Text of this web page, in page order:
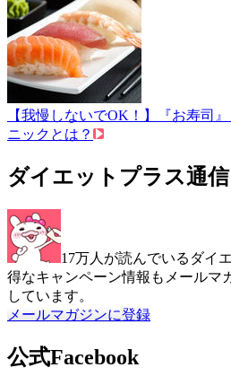
【我慢しないでOK！】『お寿司
ニックとは？
ダイエットプラス通信
17万人が読んでいるダイ
得なキャンペーン情報もメールマ
しています。
メールマガジンに登録
公式Facebook